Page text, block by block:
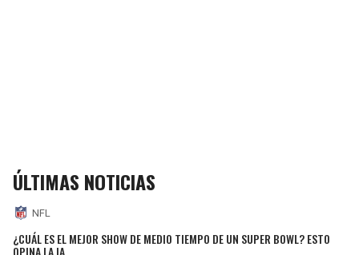
ÚLTIMAS NOTICIAS
NFL
¿CUÁL ES EL MEJOR SHOW DE MEDIO TIEMPO DE UN SUPER BOWL? ESTO
OPINA LA IA